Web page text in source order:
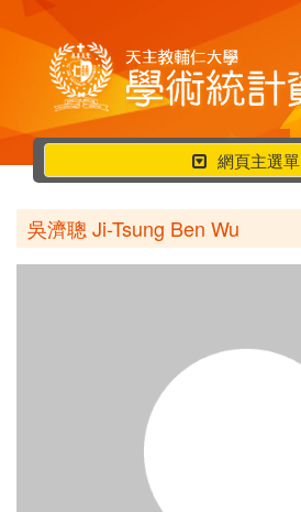
行
動
選
單
網頁主選單
吳濟聰 Ji-Tsung Ben Wu